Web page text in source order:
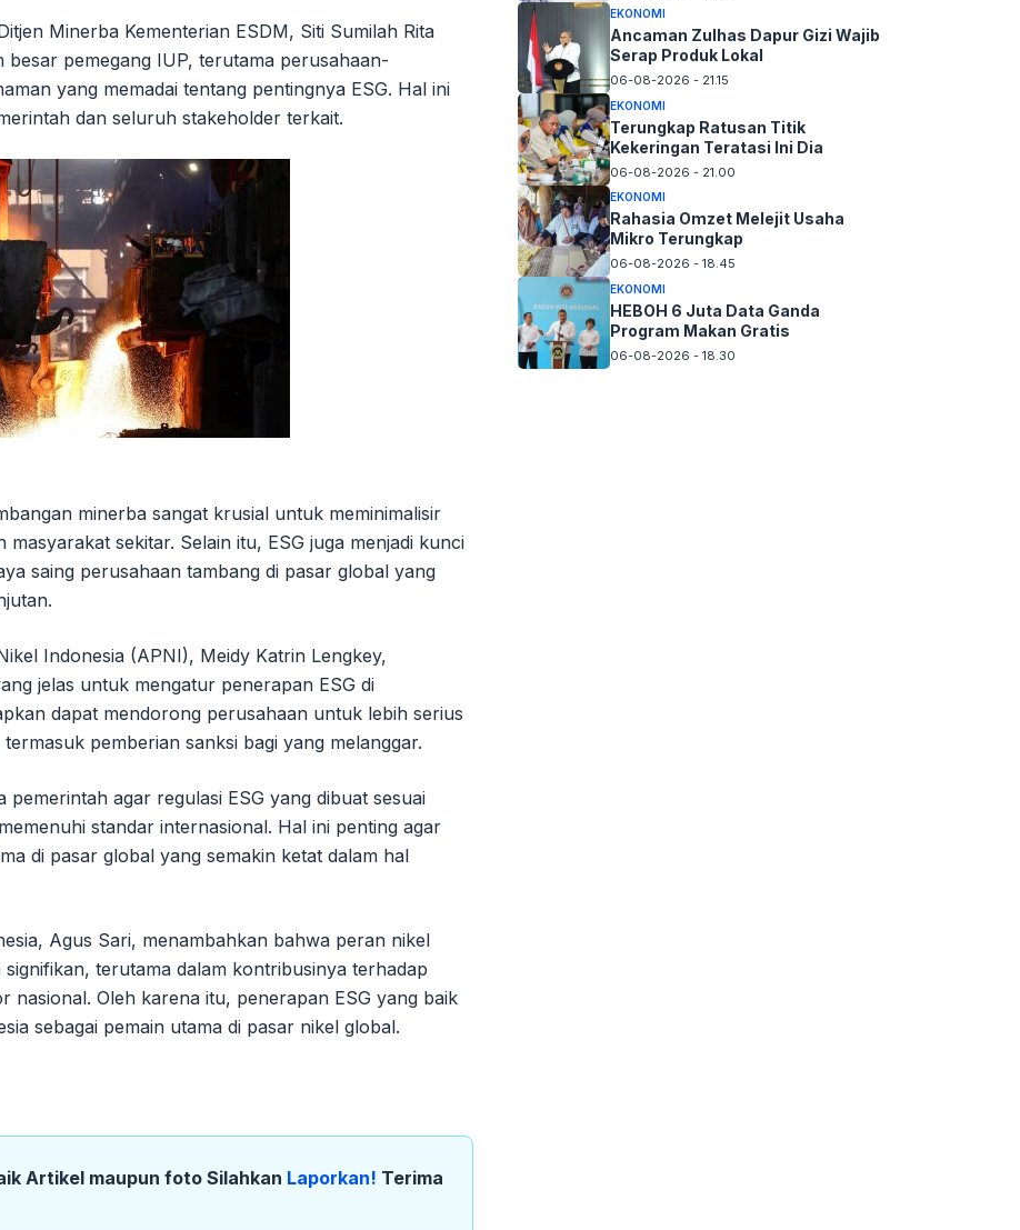
Minerba Kementerian ESDM, Siti Sumilah Rita
pemegang IUP, terutama perusahaan-
yang memadai tentang pentingnya ESG. Hal ini
dan seluruh stakeholder terkait.
minerba sangat krusial untuk meminimalisir
sekitar. Selain itu, ESG juga menjadi kunci
saing perusahaan tambang di pasar global yang
Indonesia (APNI), Meidy Katrin Lengkey,
jelas untuk mengatur penerapan ESG di
dapat mendorong perusahaan untuk lebih serius
pemberian sanksi bagi yang melanggar.
agar regulasi ESG yang dibuat sesuai
standar internasional. Hal ini penting agar
di pasar global yang semakin ketat dalam hal
Agus Sari, menambahkan bahwa peran nikel
terutama dalam kontribusinya terhadap
nasional. Oleh karena itu, penerapan ESG yang baik
sebagai pemain utama di pasar nikel global.
Artikel maupun foto Silahkan Laporkan! Terima
EKONOMI
Ancaman Zulhas Dapur Gizi Wajib
Serap Produk Lokal
06-08-2026 - 21.15
EKONOMI
Terungkap Ratusan Titik
Kekeringan Teratasi Ini Dia
06-08-2026 - 21.00
EKONOMI
Rahasia Omzet Melejit Usaha
Mikro Terungkap
06-08-2026 - 18.45
EKONOMI
HEBOH 6 Juta Data Ganda
Program Makan Gratis
06-08-2026 - 18.30